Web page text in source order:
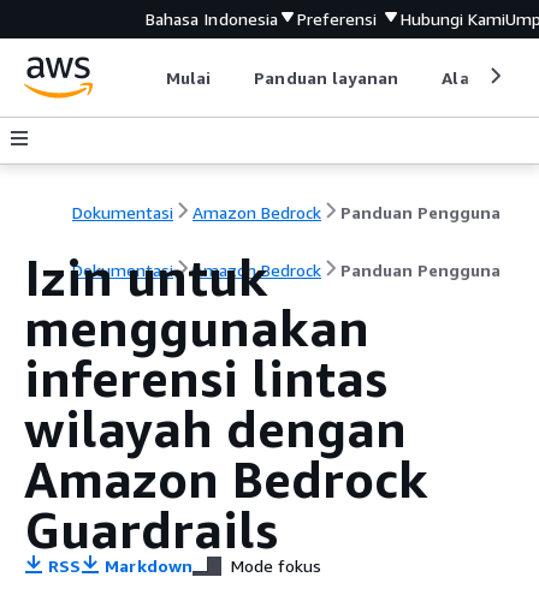
Bahasa Indonesia Preferensi Hubungi Kami
Mulai Panduan layanan Alat
Dokumentasi Amazon Bedrock Panduan Pengguna
Dokumentasi Amazon Bedrock Panduan Pengguna
Izin untuk
menggunakan
inferensi lintas
wilayah dengan
Amazon Bedrock
Guardrails
RSS Markdown Mode fokus